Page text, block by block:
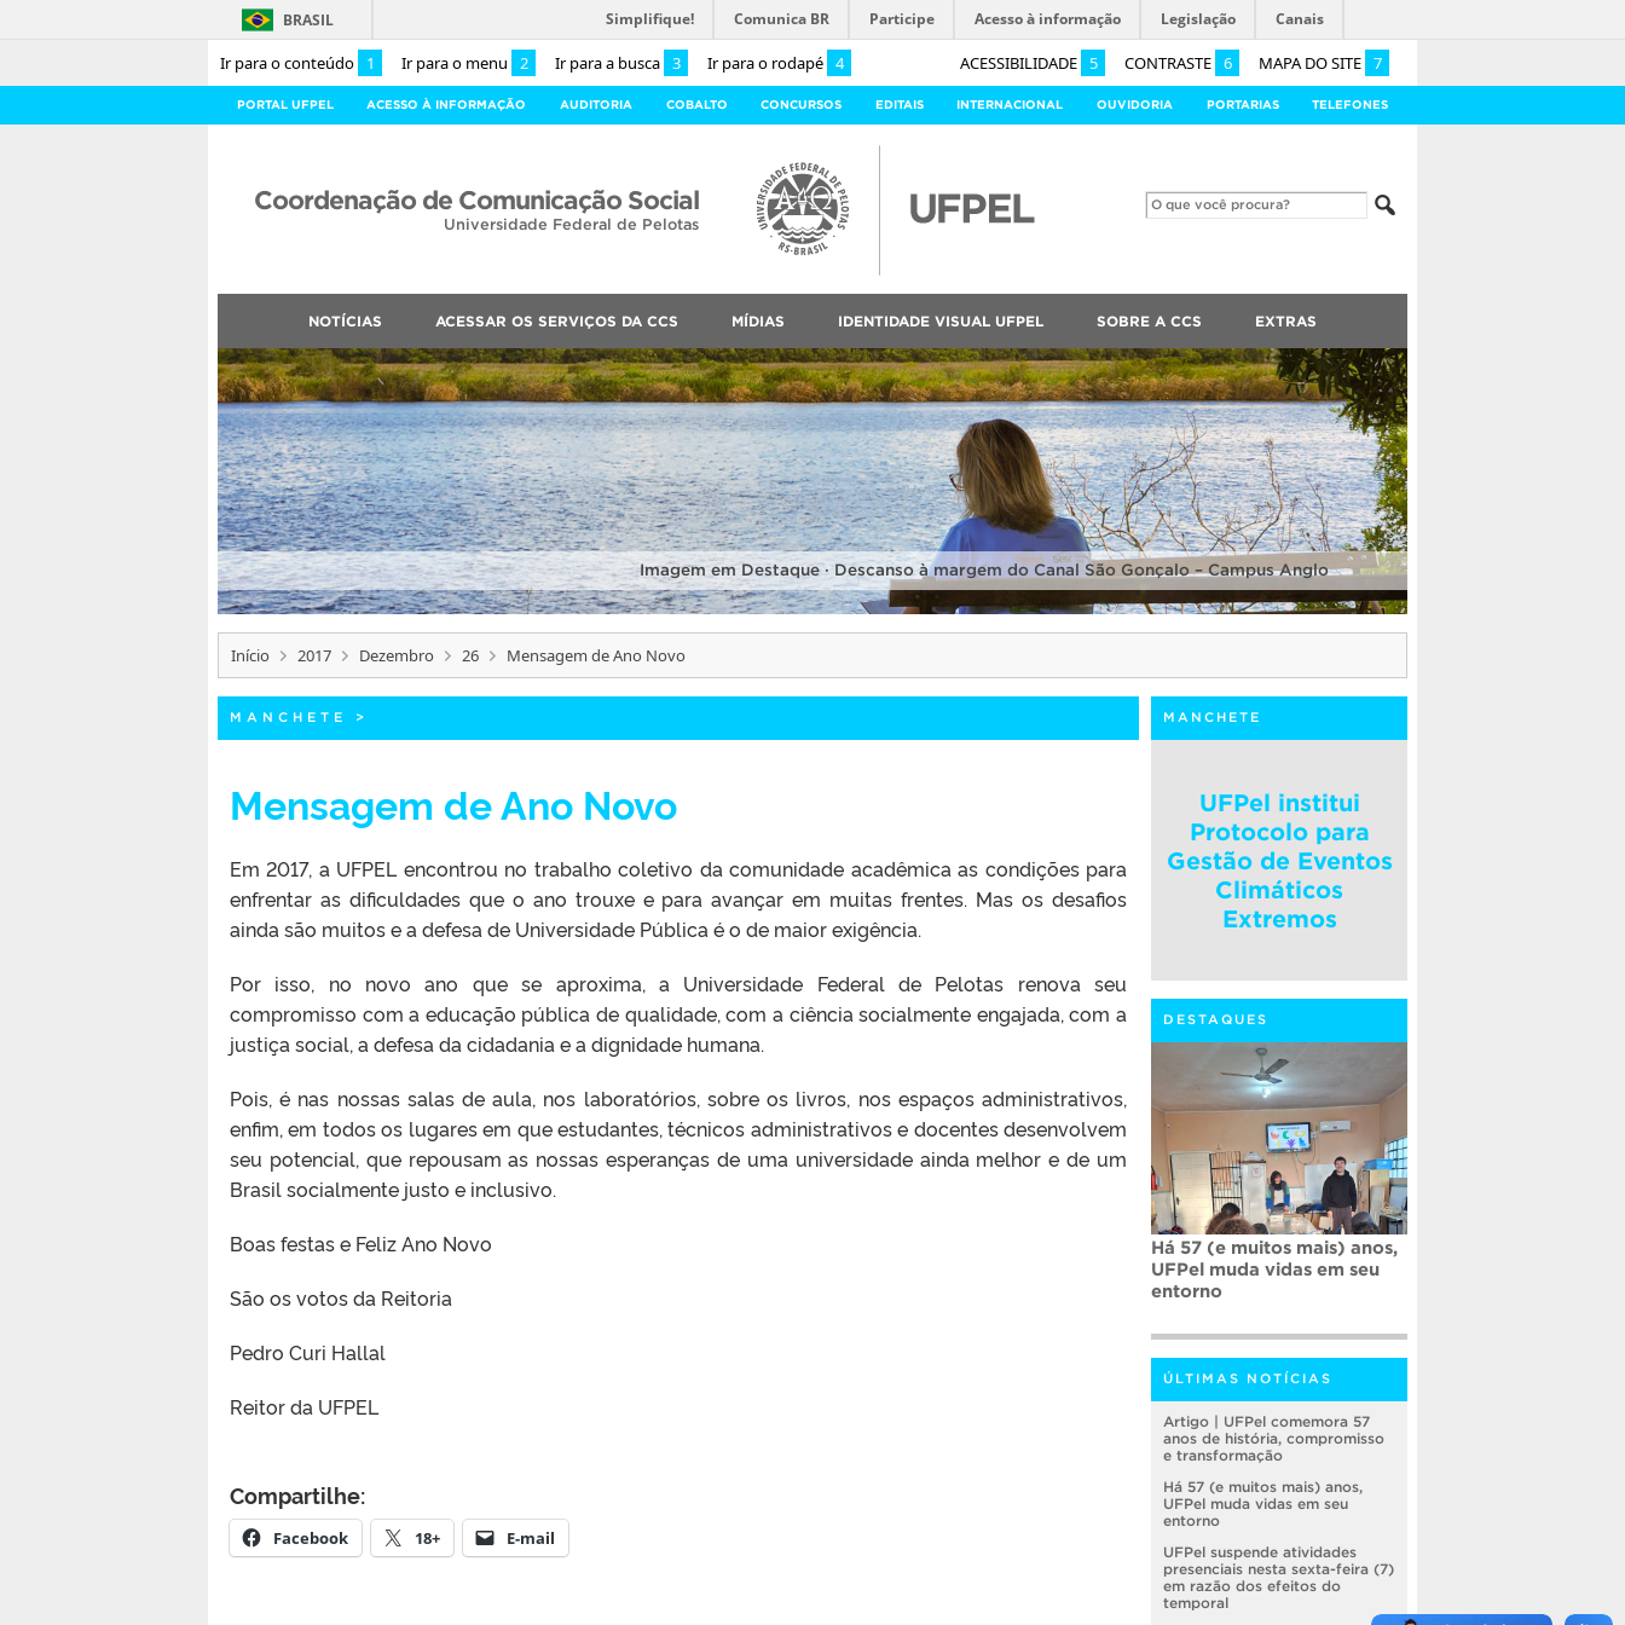
Ir para o conteúdo 1 Ir para o menu 2 Ir para a busca 3 Ir para o rodapé 4 ACESSIBILIDADE 5 CONTRASTE 6 MAPA DO SITE 7
BRASIL Simplifique! Comunica BR Participe Acesso à informação Legislação Canais
PORTAL UFPEL ACESSO À INFORMAÇÃO AUDITORIA COBALTO CONCURSOS EDITAIS INTERNACIONAL OUVIDORIA PORTARIAS TELEFONES
Coordenação de Comunicação Social
Universidade Federal de Pelotas
NOTÍCIAS ACESSAR OS SERVIÇOS DA CCS MÍDIAS IDENTIDADE VISUAL UFPEL SOBRE A CCS EXTRAS
Imagem em Destaque · Descanso à margem do Canal São Gonçalo – Campus Anglo
Início 2017 Dezembro 26 Mensagem de Ano Novo
MANCHETE >
Mensagem de Ano Novo
Em 2017, a UFPEL encontrou no trabalho coletivo da comunidade acadêmica as condições para
enfrentar as dificuldades que o ano trouxe e para avançar em muitas frentes. Mas os desafios
ainda são muitos e a defesa de Universidade Pública é o de maior exigência.
Por isso, no novo ano que se aproxima, a Universidade Federal de Pelotas renova seu
compromisso com a educação pública de qualidade, com a ciência socialmente engajada, com a
justiça social, a defesa da cidadania e a dignidade humana.
Pois, é nas nossas salas de aula, nos laboratórios, sobre os livros, nos espaços administrativos,
enfim, em todos os lugares em que estudantes, técnicos administrativos e docentes desenvolvem
seu potencial, que repousam as nossas esperanças de uma universidade ainda melhor e de um
Brasil socialmente justo e inclusivo.
Boas festas e Feliz Ano Novo
São os votos da Reitoria
Pedro Curi Hallal
Reitor da UFPEL
Compartilhe:
Facebook 18+ E-mail
MANCHETE
UFPel institui
Protocolo para
Gestão de Eventos
Climáticos
Extremos
DESTAQUES
Há 57 (e muitos mais) anos,
UFPel muda vidas em seu
entorno
ÚLTIMAS NOTÍCIAS
Artigo | UFPel comemora 57
anos de história, compromisso
e transformação
Há 57 (e muitos mais) anos,
UFPel muda vidas em seu
entorno
UFPel suspende atividades
presenciais nesta sexta-feira (7)
em razão dos efeitos do
temporal